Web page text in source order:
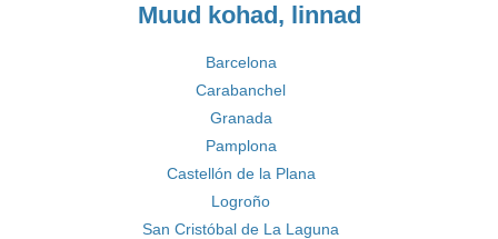
Muud kohad, linnad
Barcelona
Carabanchel
Granada
Pamplona
Castellón de la Plana
Logroño
San Cristóbal de La Laguna